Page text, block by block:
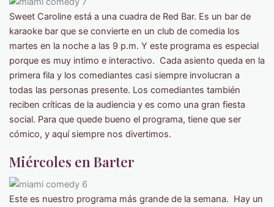
Sweet Caroline está a una cuadra de Red Bar. Es un bar de
karaoke bar que se convierte en un club de comedia los
martes en la noche a las 9 p.m. Y este programa es especial
porque es muy intimo e interactivo. Cada asiento queda en la
primera fila y los comediantes casi siempre involucran a
todas las personas presente. Los comediantes también
reciben críticas de la audiencia y es como una gran fiesta
social. Para que quede bueno el programa, tiene que ser
cómico, y aquí siempre nos divertimos.
Miércoles en Barter
Este es nuestro programa más grande de la semana. Hay un